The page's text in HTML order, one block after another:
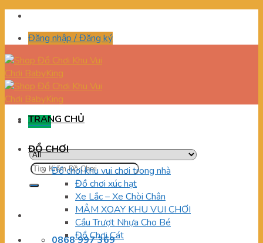
Skip
contentĐăng nhập / Đăng ký
Menu
Tìm
kiếm:
0868 997 369
TRANG CHỦ
ĐỒ CHƠI
Đồ chơi khu vui chơi trong nhà
Đồ chơi xúc hạt
Xe Lắc – Xe Chòi Chân
MÂM XOAY KHU VUI CHƠI
Cầu Trượt Nhựa Cho Bé
Đồ Chơi Cát